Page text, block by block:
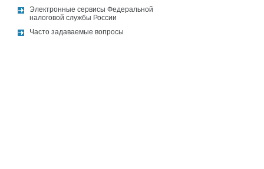
Электронные сервисы Федеральной
налоговой службы России
Часто задаваемые вопросы